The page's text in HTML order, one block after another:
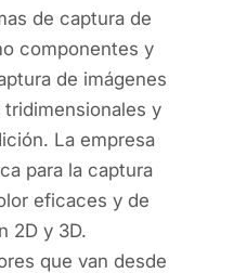
de captura de
componentes y
de imágenes
y
La empresa
para la captura
eficaces y de
2D y 3D.
que van desde